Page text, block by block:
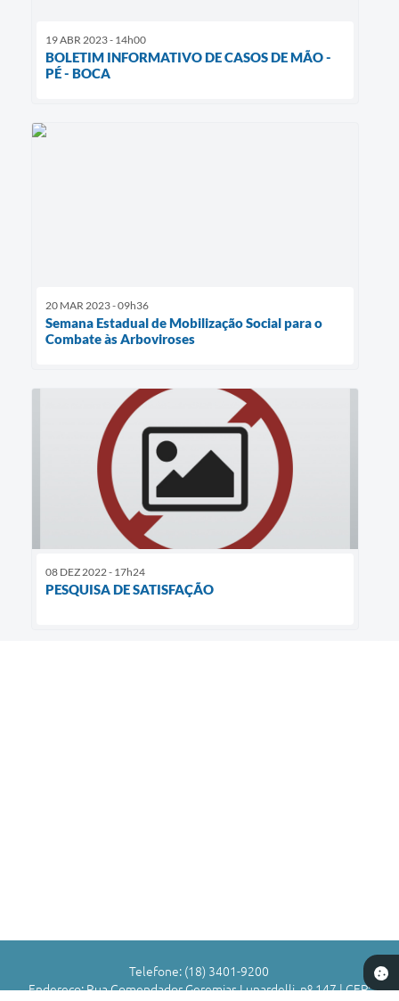
19 ABR 2023 - 14h00
BOLETIM INFORMATIVO DE CASOS DE MÃO -
PÉ - BOCA
20 MAR 2023 - 09h36
Semana Estadual de Mobilização Social para o
Combate às Arboviroses
08 DEZ 2022 - 17h24
PESQUISA DE SATISFAÇÃO
Telefone: (18) 3401-9200
Endereço: Rua Comendador Geremias Lunardelli, nº 147 | CEP: